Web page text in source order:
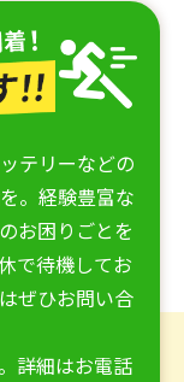
テリーなどの
。経験豊富な
お困りごとを
で待機してお
ぜひお問い合
詳細はお電話